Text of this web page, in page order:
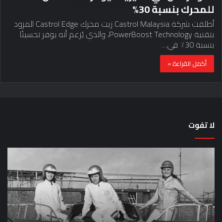
للمحرك بنسبة 30%
أطلقت شركة Castrol Malaysia زيت محرك Castrol Edge المزود
بتقنية PowerBoost Technology، والذي يُزعم أنه يوفر تحسينًا
بنسبة 30٪ في…
أكمل القراءة »
لا تفوت
لماذا
من
المشاركة
في